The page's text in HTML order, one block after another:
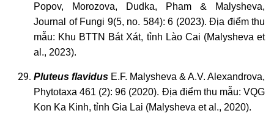
Popov, Morozova, Dudka, Pham & Malysheva,
Journal of Fungi 9(5, no. 584): 6 (2023). Địa điểm thu
mẫu: Khu BTTN Bát Xát, tỉnh Lào Cai (Malysheva et
al., 2023).
Pluteus flavidus E.F. Malysheva & A.V. Alexandrova,
Phytotaxa 461 (2): 96 (2020). Địa điểm thu mẫu: VQG
Kon Ka Kinh, tỉnh Gia Lai (Malysheva et al., 2020).